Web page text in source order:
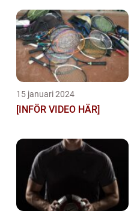
15 januari 2024
[INFÖR VIDEO HÄR]